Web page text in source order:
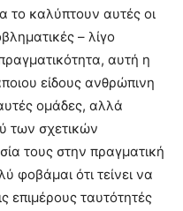
το καλύπτουν αυτές οι
– λίγο
αυτή η
είδους ανθρώπινη
ομάδες, αλλά
των σχετικών
τους στην πραγματική
φοβάμαι ότι τείνει να
επιμέρους ταυτότητές